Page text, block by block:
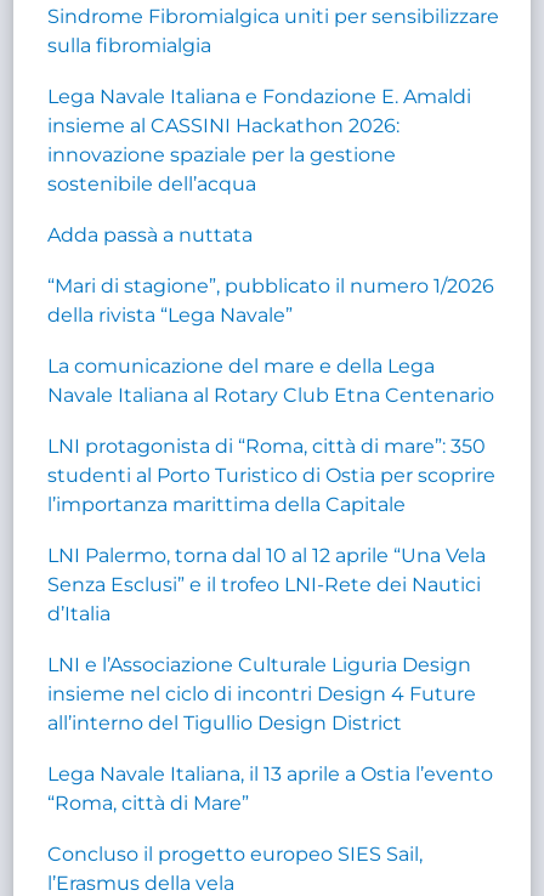
Sindrome Fibromialgica uniti per sensibilizzare
sulla fibromialgia
Lega Navale Italiana e Fondazione E. Amaldi
insieme al CASSINI Hackathon 2026:
innovazione spaziale per la gestione
sostenibile dell’acqua
Adda passà a nuttata
“Mari di stagione”, pubblicato il numero 1/2026
della rivista “Lega Navale”
La comunicazione del mare e della Lega
Navale Italiana al Rotary Club Etna Centenario
LNI protagonista di “Roma, città di mare”: 350
studenti al Porto Turistico di Ostia per scoprire
l’importanza marittima della Capitale
LNI Palermo, torna dal 10 al 12 aprile “Una Vela
Senza Esclusi” e il trofeo LNI-Rete dei Nautici
d’Italia
LNI e l’Associazione Culturale Liguria Design
insieme nel ciclo di incontri Design 4 Future
all’interno del Tigullio Design District
Lega Navale Italiana, il 13 aprile a Ostia l’evento
“Roma, città di Mare”
Concluso il progetto europeo SIES Sail,
l’Erasmus della vela